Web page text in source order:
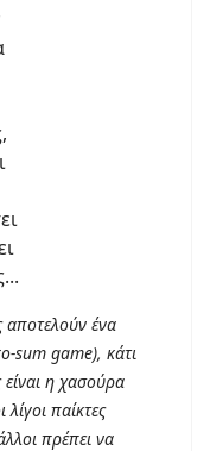
αποτελούν ένα
sum game), κάτι
είναι η χασούρα
παίκτες
πρέπει να